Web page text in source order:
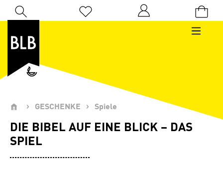
Zum Hauptinhalt springen
Du hast 0 Produkte auf dem Merkzettel
GESCHENKE Spiele
DIE BIBEL AUF EINE BLICK – DAS
SPIEL